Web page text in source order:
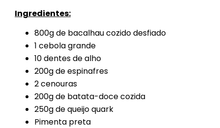
Ingredientes:
800g de bacalhau cozido desfiado
1 cebola grande
10 dentes de alho
200g de espinafres
2 cenouras
200g de batata-doce cozida
250g de queijo quark
Pimenta preta